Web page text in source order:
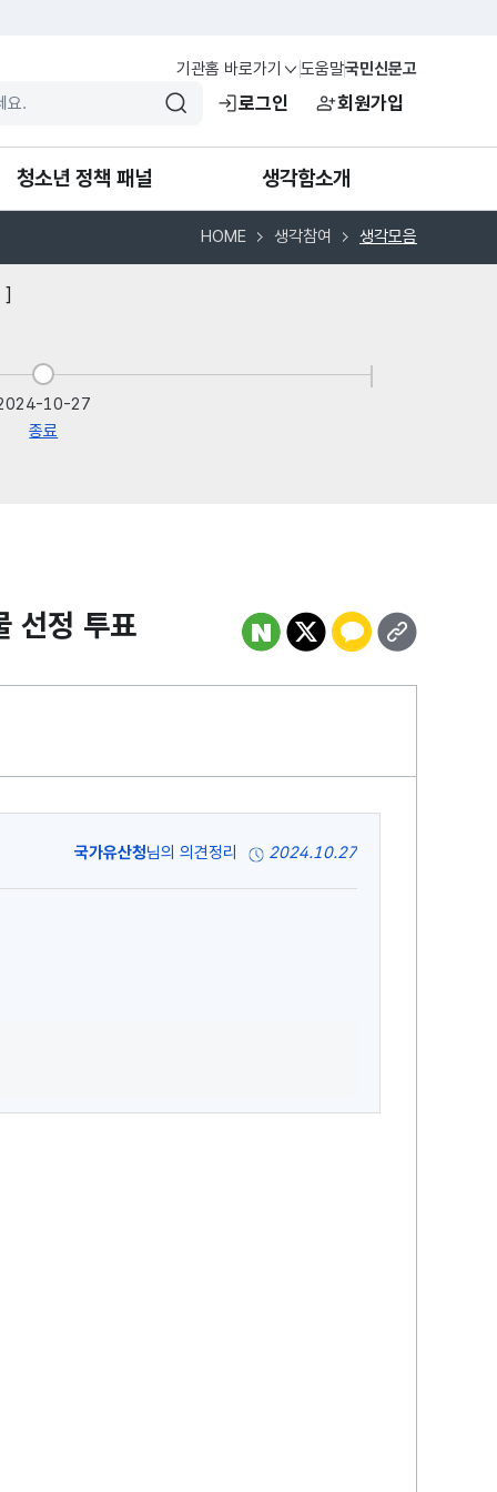
기관홈 바로가기 도움말국민신문고
검색 로그인 회원가입
청소년 정책 패널 생각함소개
HOME 생각참여 생각모음
]
10-27
종료
선정 투표
국가유산청님의 의견정리 2024.10.27